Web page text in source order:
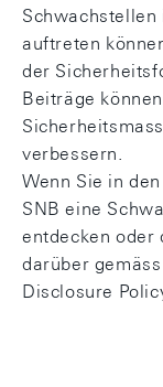
Schwachstellen
auftreten
der
Beiträge
verbessern.
Wenn Sie in
SNB eine
entdecken oder
darüber
Disclosure